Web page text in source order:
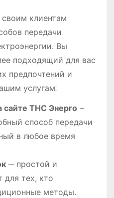
клиентам
передачи
Вы
подходящий для вас
предпочтений и
услугам⁚
сайте ТНС Энерго ౼
способ передачи
в любое время
─ простой и
для тех, кто
методы.